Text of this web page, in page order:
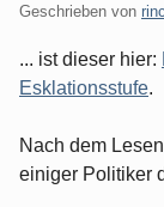
Geschrieben von
... ist dieser hier:
Esklationsstufe.
Nach dem
einiger Politiker